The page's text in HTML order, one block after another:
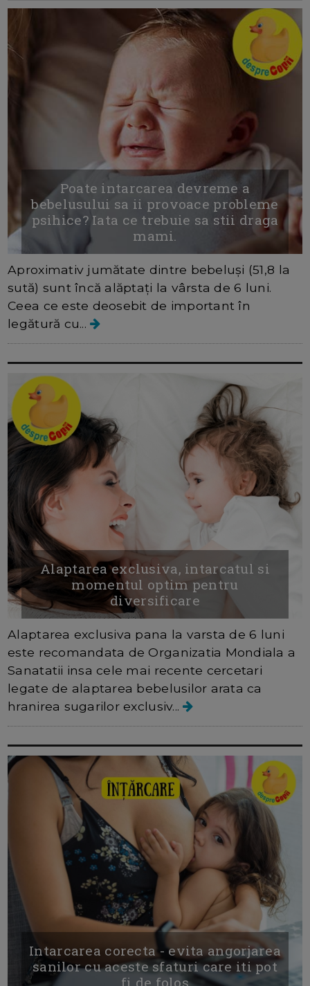
Poate intarcarea devreme a
bebelusului sa ii provoace probleme
psihice? Iata ce trebuie sa stii draga
mami.
Aproximativ jumătate dintre bebeluși (51,8 la
sută) sunt încă alăptați la vârsta de 6 luni.
Ceea ce este deosebit de important în
legătură cu...
Alaptarea exclusiva, intarcatul si
momentul optim pentru
diversificare
Alaptarea exclusiva pana la varsta de 6 luni
este recomandata de Organizatia Mondiala a
Sanatatii insa cele mai recente cercetari
legate de alaptarea bebelusilor arata ca
hranirea sugarilor exclusiv...
Intarcarea corecta - evita angorjarea
sanilor cu aceste sfaturi care iti pot
fi de folos